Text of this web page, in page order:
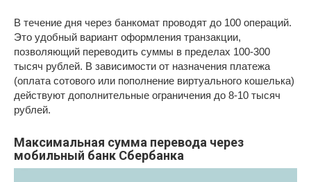
В течение дня через банкомат проводят до 100 операций.
Это удобный вариант оформления транзакции,
позволяющий переводить суммы в пределах 100-300
тысяч рублей. В зависимости от назначения платежа
(оплата сотового или пополнение виртуального кошелька)
действуют дополнительные ограничения до 8-10 тысяч
рублей.
Максимальная сумма перевода через
мобильный банк Сбербанка